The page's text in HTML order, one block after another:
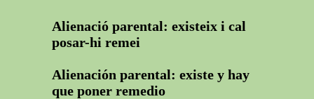
Alienació parental: existeix i cal
posar-hi remei
Alienación parental: existe y hay
que poner remedio